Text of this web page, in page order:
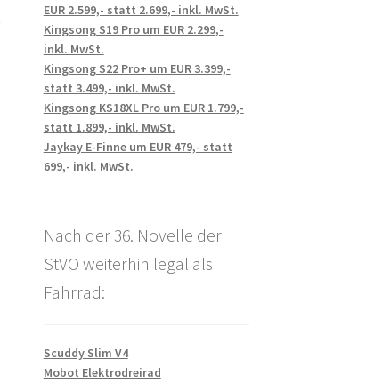
EUR 2.599,- statt 2.699,- inkl. MwSt.
Kingsong S19 Pro um EUR 2.299,-
inkl. MwSt.
Kingsong S22 Pro+ um EUR 3.399,-
statt 3.499,- inkl. MwSt.
Kingsong KS18XL Pro um EUR 1.799,-
statt 1.899,- inkl. MwSt.
Jaykay E-Finne um EUR 479,- statt
699,- inkl. MwSt.
Nach der 36. Novelle der
StVO weiterhin legal als
Fahrrad:
Scuddy Slim V4
Mobot Elektrodreirad